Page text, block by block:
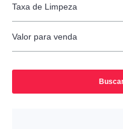
Taxa de Limpeza
Valor para venda